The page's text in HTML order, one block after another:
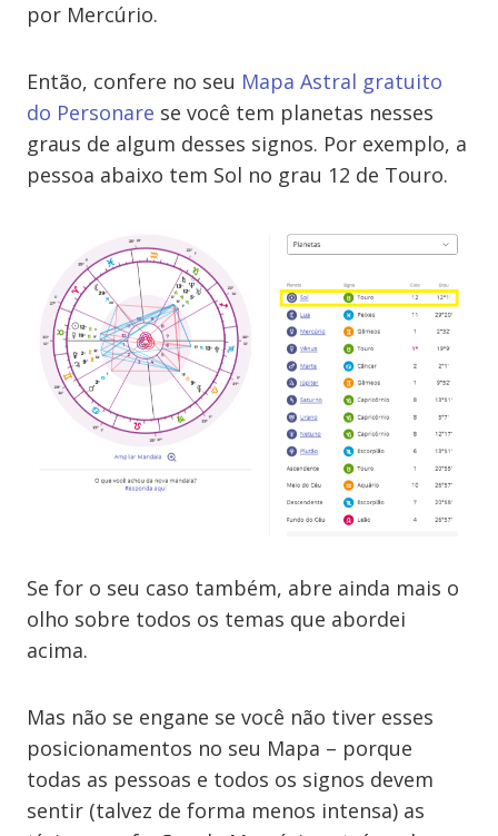
por Mercúrio.
Então, confere no seu Mapa Astral gratuito
do Personare se você tem planetas nesses
graus de algum desses signos. Por exemplo, a
pessoa abaixo tem Sol no grau 12 de Touro.
Se for o seu caso também, abre ainda mais o
olho sobre todos os temas que abordei
acima.
Mas não se engane se você não tiver esses
posicionamentos no seu Mapa – porque
todas as pessoas e todos os signos devem
sentir (talvez de forma menos intensa) as